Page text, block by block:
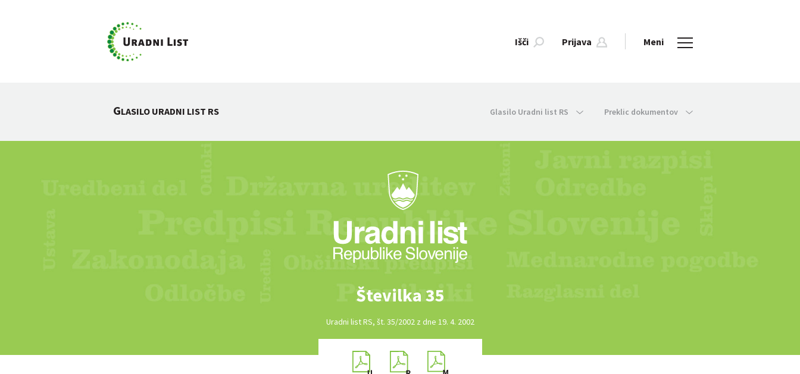
Išči Prijava Meni
GLASILO URADNI LIST RS Glasilo Uradni list RS Preklic dokumentov
Številka 35
Uradni list RS, št. 35/2002 z dne 19. 4. 2002